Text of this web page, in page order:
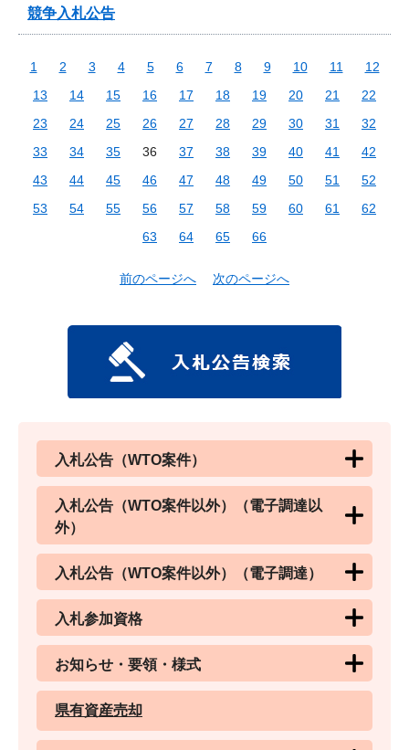
競争入札公告
1 2 3 4 5 6 7 8 9 10 11
12
13
14 15 16 17 18 19 20 21
22
23
24 25 26 27 28 29 30 31
32
33
34 35 36 37 38 39 40 41
42
43
44 45 46 47 48 49 50 51
52
53
54 55 56 57 58 59 60 61
62
63
64 65 66
前のページへ 次のページへ
入札公告（WTO案件）
入札公告（WTO案件以外）（電子調達以
外）
入札公告（WTO案件以外）（電子調達）
入札参加資格
お知らせ・要領・様式
県有資産売却